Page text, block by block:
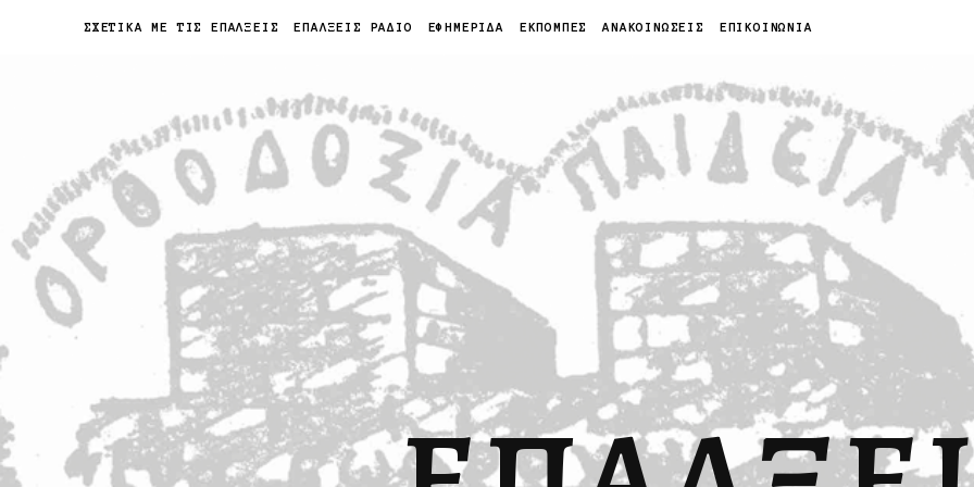
ΣΧΕΤΙΚΑ ΜΕ ΤΙΣ ΕΠΑΛΞΕΙΣ ΕΠΑΛΞΕΙΣ ΡΑΔΙΟ ΕΦΗΜΕΡΙΔΑ ΕΚΠΟΜΠΕΣ ΑΝΑΚΟΙΝΩΣΕΙΣ ΕΠΙΚΟΙΝΩΝΙΑ